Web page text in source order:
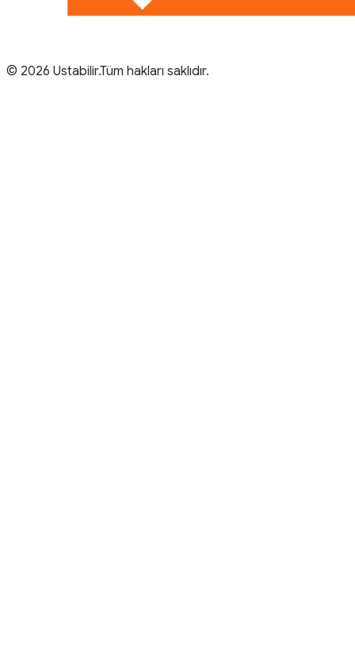
© 2026 Ustabilir.Tüm hakları saklıdır.